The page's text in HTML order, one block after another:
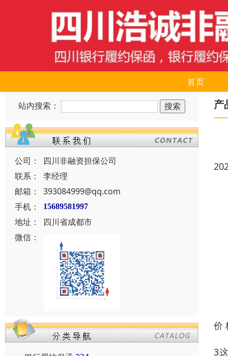
首页
站内搜索：
公司：
四川非融资担保公司
联系：
李经理
邮箱：
393084999@qq.com
手机：
15689581997
地址：
四川省成都市
微信：
产
价
3